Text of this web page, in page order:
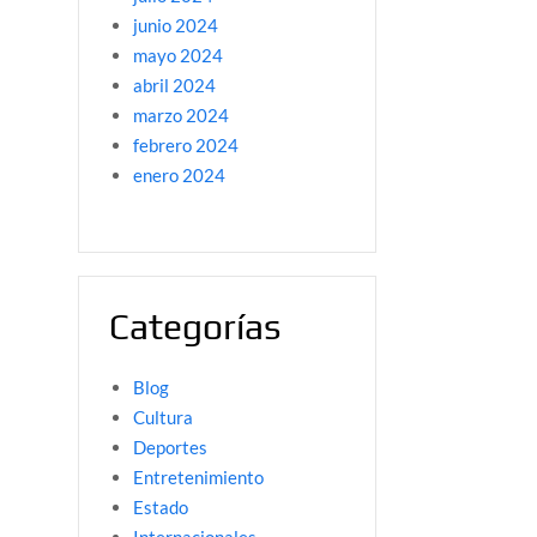
junio 2024
mayo 2024
abril 2024
marzo 2024
febrero 2024
enero 2024
Categorías
Blog
Cultura
Deportes
Entretenimiento
Estado